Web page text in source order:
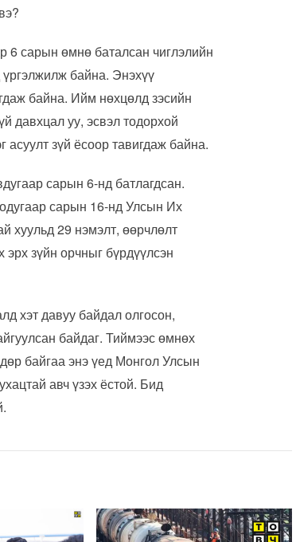
6 сарын өмнө баталсан чиглэлийн
байна. Энэхүү
байна. Ийм нөхцөлд зэсийн
давхцал уу, эсвэл тодорхой
зүй ёсоор тавигдаж байна.
сарын 6-нд батлагдсан.
сарын 16-нд Улсын Их
хуульд 29 нэмэлт, өөрчлөлт
эрх зүйн орчныг бүрдүүлсэн
хэт давуу байдал олгосон,
байдаг. Тиймээс өмнөх
байгаа энэ үед Монгол Улсын
авч үзэх ёстой. Бид